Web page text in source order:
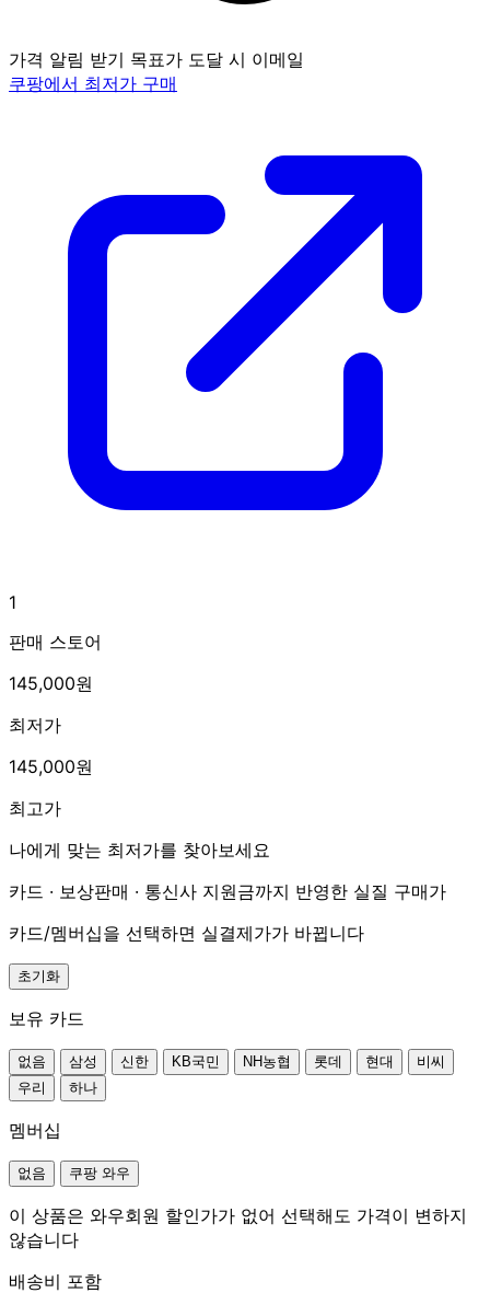
가격 알림 받기 목표가 도달 시 이메일
쿠팡에서 최저가 구매
1
판매 스토어
145,000원
최저가
145,000원
최고가
나에게 맞는 최저가를 찾아보세요
카드 · 보상판매 · 통신사 지원금까지 반영한 실질 구매가
카드/멤버십을 선택하면 실결제가가 바뀝니다
초기화
보유 카드
없음 삼성 신한 KB국민 NH농협 롯데 현대
비씨
우리
하나
멤버십
없음 쿠팡 와우
이 상품은 와우회원 할인가가 없어 선택해도 가격이 변하지
않습니다
배송비 포함